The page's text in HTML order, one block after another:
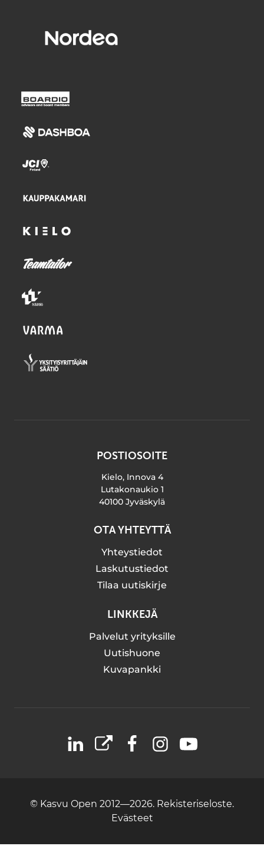
POSTIOSOITE
Kielo, Innova 4
Lutakonaukio 1
40100 Jyväskylä
OTA YHTEYTTÄ
Yhteystiedot
Laskutustiedot
Tilaa uutiskirje
LINKKEJÄ
Palvelut yrityksille
Uutishuone
Kuvapankki
LinkedIn
X FacebookInstagramYouTube
© Kasvu Open 2012—2026. Rekisteriseloste.
Evästeet